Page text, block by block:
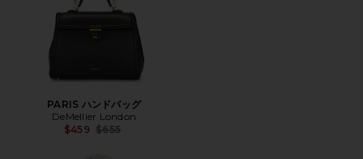
PARIS ハンドバッグ
DeMellier London
$459 Previous price:
$655